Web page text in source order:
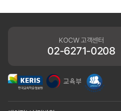
KOCW 고객센터
02-6271-0208